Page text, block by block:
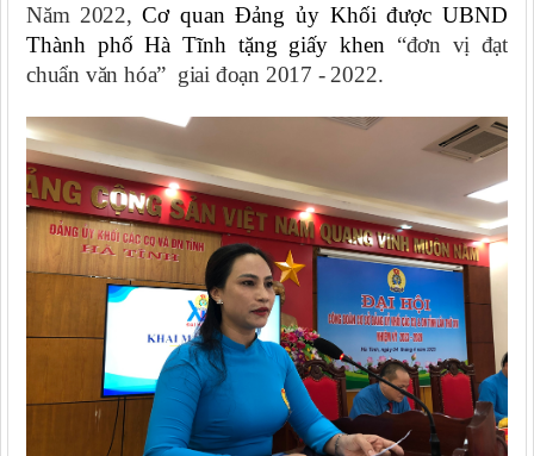
Năm 2022,Cơ quan Đảng ủy Khối được UBND
Thành phố Hà Tĩnh tặng giấy khen “đơn vị đạt
chuẩn văn hóa” giai đoạn 2017 - 2022.